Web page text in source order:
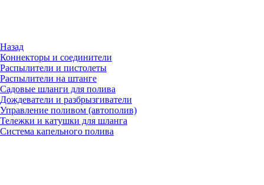
Назад
Коннекторы и соединители
Распылители и пистолеты
Распылители на штанге
Садовые шланги для полива
Дождеватели и разбрызгиватели
Управление поливом (автополив)
Тележки и катушки для шланга
Система капельного полива